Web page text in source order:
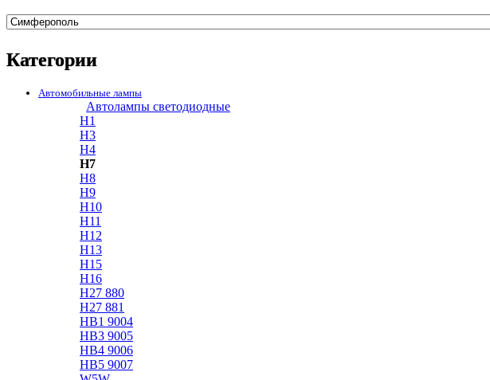
Категории
Автомобильные лампы
Автолампы светодиодные
H1
H3
H4
H7
H8
H9
H10
H11
H12
H13
H15
H16
H27 880
H27 881
HB1 9004
HB3 9005
HB4 9006
HB5 9007